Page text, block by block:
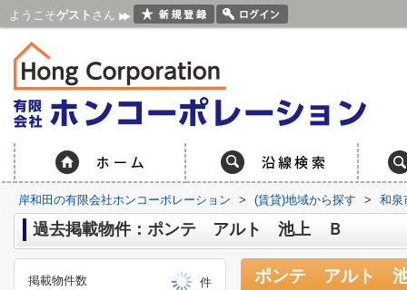
ようこそゲスト さん
岸和田の有限会社ホンコーポレーション > (賃貸)地域から探す > 和泉
過去掲載物件：ポンテ アルト 池上 Ｂ
ポンテ アルト
掲載物件数
件